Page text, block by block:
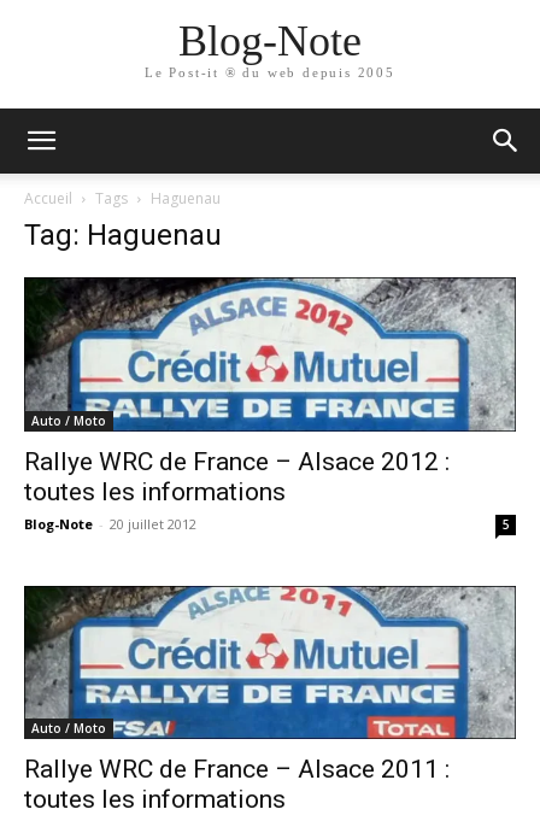
Blog-Note
Le Post-it ® du web depuis 2005
Accueil Tags Haguenau
Tag: Haguenau
Auto / Moto
Rallye WRC de France – Alsace 2012 :
toutes les informations
Blog-Note - 20 juillet 2012 5
Auto / Moto
Rallye WRC de France – Alsace 2011 :
toutes les informations